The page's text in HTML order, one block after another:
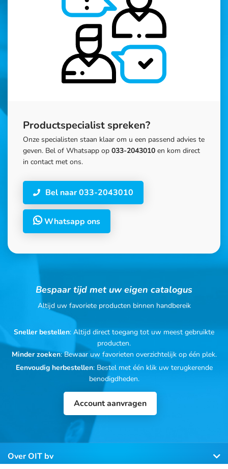
Productspecialist spreken?
Onze specialisten staan klaar om u een passend advies te
geven. Bel of Whatsapp op 033-2043010 en kom direct
in contact met ons.
Bel naar 033-2043010
Whatsapp ons
Bespaar tijd met uw eigen catalogus
Altijd uw favoriete producten binnen handbereik
Sneller bestellen: Altijd direct toegang tot uw meest gebruikte
producten.
Minder zoeken: Bewaar uw favorieten overzichtelijk op één plek.
Eenvoudig herbestellen: Bestel met één klik uw terugkerende
benodigdheden.
Account aanvragen
Over OIT bv